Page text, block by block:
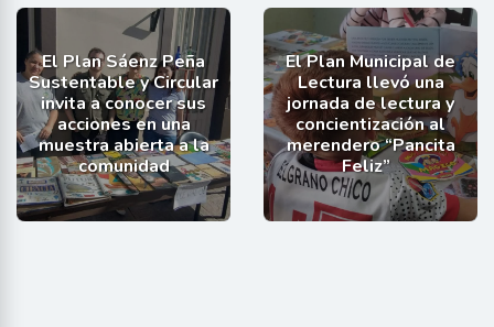
El Plan Sáenz Peña
Sustentable y Circular
invita a conocer sus
acciones en una
muestra abierta a la
comunidad
El Plan Municipal de
Lectura llevó una
jornada de lectura y
concientización al
merendero “Pancita
Feliz”